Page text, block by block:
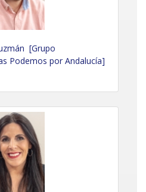
[Grupo
Podemos por Andalucía]